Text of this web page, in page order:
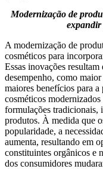
Modernização de
expandir
A modernização de
cosméticos para
Essas inovações
desempenho, como
maiores benefícios para
cosméticos
formulações tradicionais,
produtos. À medida que
popularidade, a
aumenta, resultando em
constituintes orgânicos e
dos consumidores